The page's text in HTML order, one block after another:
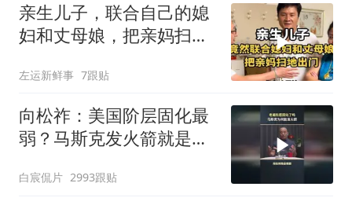
亲生儿子，联合自己的媳
妇和丈母娘，把亲妈扫地
左运新鲜事 7跟贴
向松祚：美国阶层固化最
弱？马斯克发火箭就是答
白宸侃片 2993跟贴